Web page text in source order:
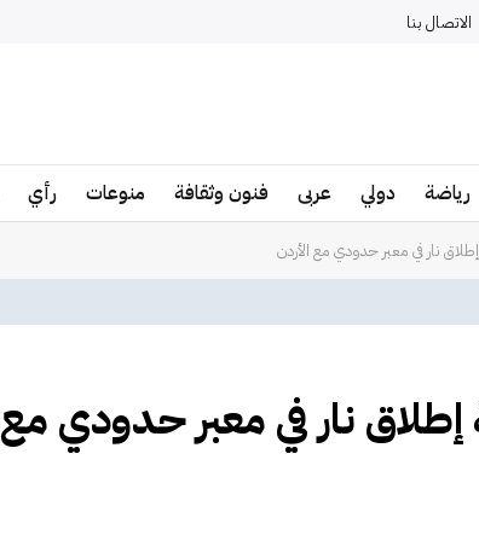
الاتصال بنا
رياضة دولي عربى فنون وثقافة منوعات رأي
إطلاق نار في معبر حدودي مع